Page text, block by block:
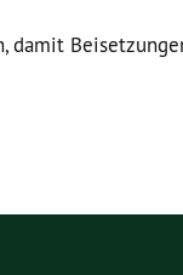
damit